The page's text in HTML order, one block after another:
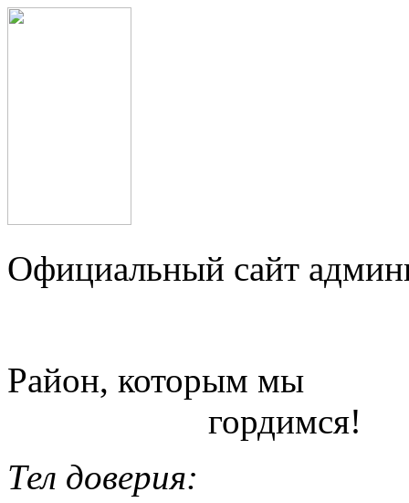
Официальный сайт
Район, которым мы
гордимся!
Тел доверия: